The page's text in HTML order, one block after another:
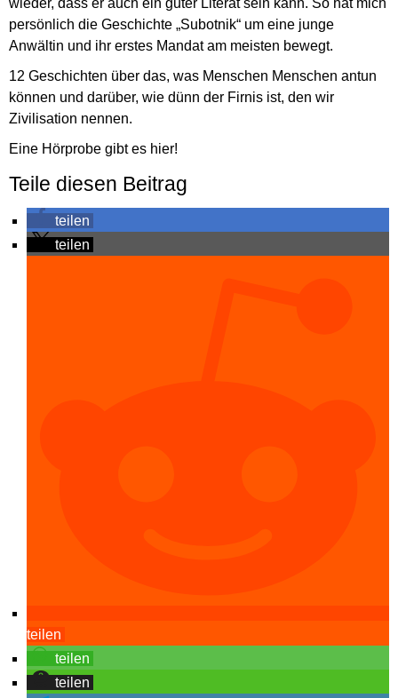
wieder, dass er auch ein guter Literat sein kann. So hat mich
persönlich die Geschichte „Subotnik“ um eine junge
Anwältin und ihr erstes Mandat am meisten bewegt.
12 Geschichten über das, was Menschen Menschen antun
können und darüber, wie dünn der Firnis ist, den wir
Zivilisation nennen.
Eine Hörprobe gibt es hier!
Teile diesen Beitrag
teilen
teilen
teilen
teilen
teilen